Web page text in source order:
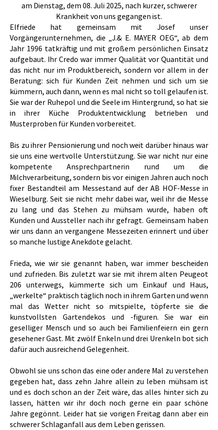
am Dienstag, dem 08. Juli 2025, nach kurzer, schwerer
Krankheit von uns gegangen ist.
Elfriede hat gemeinsam mit Josef unser
Vorgängerunternehmen, die „J.& E. MAYER OEG“, ab dem
Jahr 1996 tatkräftig und mit großem persönlichen Einsatz
aufgebaut. Ihr Credo war immer Qualität vor Quantität und
das nicht nur im Produktbereich, sondern vor allem in der
Beratung: sich für Kunden Zeit nehmen und sich um sie
kümmern, auch dann, wenn es mal nicht so toll gelaufen ist.
Sie war der Ruhepol und die Seele im Hintergrund, so hat sie
in ihrer Küche Produktentwicklung betrieben und
Musterproben für Kunden vorbereitet.
Bis zu ihrer Pensionierung und noch weit darüber hinaus war
sie uns eine wertvolle Unterstützung. Sie war nicht nur eine
kompetente Ansprechpartnerin rund um die
Milchverarbeitung, sondern bis vor einigen Jahren auch noch
fixer Bestandteil am Messestand auf der AB HOF-Messe in
Wieselburg. Seit sie nicht mehr dabei war, weil ihr die Messe
zu lang und das Stehen zu mühsam wurde, haben oft
Kunden und Aussteller nach ihr gefragt. Gemeinsam haben
wir uns dann an vergangene Messezeiten erinnert und über
so manche lustige Anekdote gelacht.
Frieda, wie wir sie genannt haben, war immer bescheiden
und zufrieden. Bis zuletzt war sie mit ihrem alten Peugeot
206 unterwegs, kümmerte sich um Einkauf und Haus,
„werkelte“ praktisch täglich noch in ihrem Garten und wenn
mal das Wetter nicht so mitspielte, töpferte sie die
kunstvollsten Gartendekos und -figuren. Sie war ein
geselliger Mensch und so auch bei Familienfeiern ein gern
gesehener Gast. Mit zwölf Enkeln und drei Urenkeln bot sich
dafür auch ausreichend Gelegenheit.
Obwohl sie uns schon das eine oder andere Mal zu verstehen
gegeben hat, dass zehn Jahre allein zu leben mühsam ist
und es doch schon an der Zeit wäre, das alles hinter sich zu
lassen, hätten wir ihr doch noch gerne ein paar schöne
Jahre gegönnt. Leider hat sie vorigen Freitag dann aber ein
schwerer Schlaganfall aus dem Leben gerissen.